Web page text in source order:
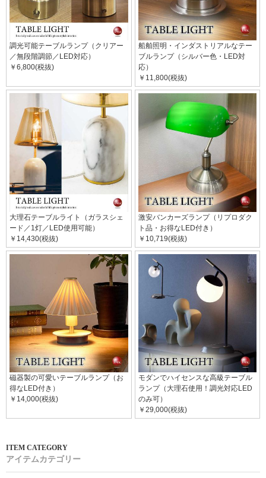
調光可能テーブルランプ（クリアー
／無段階調節／LED対応）
￥6,800(税抜)
船舶照明・インダストリアルなテー
ブルランプ（シルバー色・LED対
応）
￥11,800(税抜)
大理石テーブルライト（ガラスシェ
ード／1灯／LED使用可能）
￥14,430(税抜)
激安バンカーズランプ（リプロダク
ト品・お得なLED付き）
￥10,719(税抜)
磁器製の可愛いテーブルランプ（お
得なLED付き）
￥14,000(税抜)
モダンでハイセンスな高級テーブル
ランプ（大理石使用！調光対応LED
のみ可）
￥29,000(税抜)
アイテムカテゴリー